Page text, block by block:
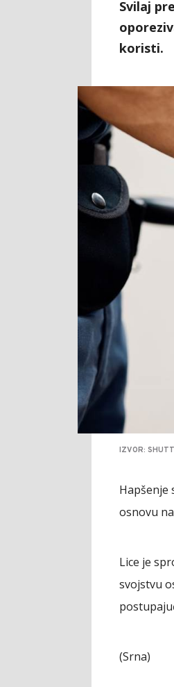
Svilaj
koristi.
IZVOR:
Hapšenje
osnovu
Lice je
svojstvu
(Srna)